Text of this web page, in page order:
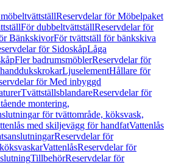
Reservdelar för Möbelpaket
För dubbeltvättställReservdelar för
BänkskivorFör tvättställ för bänkskiva
för SidoskåpLåga
Fler badrumsmöblerReservdelar för
LjuselementHållare för
för Med inbyggd
TvättställsblandareReservdelar för
montering,
för tvättområde, köksvask,
med skiljevägg för handfatVattenlås
Reservdelar för
VattenlåsReservdelar för
TillbehörReservdelar för